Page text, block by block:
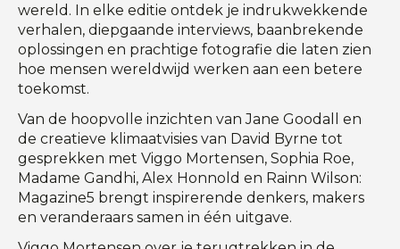
wereld. In elke editie ontdek je indrukwekkende
verhalen, diepgaande interviews, baanbrekende
oplossingen en prachtige fotografie die laten zien
hoe mensen wereldwijd werken aan een betere
toekomst.
Van de hoopvolle inzichten van Jane Goodall en
de creatieve klimaatvisies van David Byrne tot
gesprekken met Viggo Mortensen, Sophia Roe,
Madame Gandhi, Alex Honnold en Rainn Wilson:
Magazine5 brengt inspirerende denkers, makers
en veranderaars samen in één uitgave.